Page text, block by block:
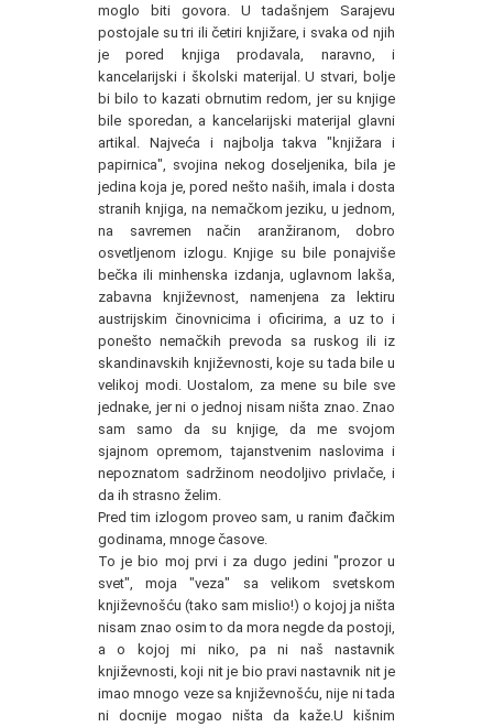
moglo biti govora. U tadašnjem Sarajevu
postojale su tri ili četiri knjižare, i svaka od njih
je pored knjiga prodavala, naravno, i
kancelarijski i školski materijal. U stvari, bolje
bi bilo to kazati obrnutim redom, jer su knjige
bile sporedan, a kancelarijski materijal glavni
artikal. Najveća i najbolja takva "knjižara i
papirnica", svojina nekog doseljenika, bila je
jedina koja je, pored nešto naših, imala i dosta
stranih knjiga, na nemačkom jeziku, u jednom,
na savremen način aranžiranom, dobro
osvetljenom izlogu. Knjige su bile ponajviše
bečka ili minhenska izdanja, uglavnom lakša,
zabavna književnost, namenjena za lektiru
austrijskim činovnicima i oficirima, a uz to i
ponešto nemačkih prevoda sa ruskog ili iz
skandinavskih književnosti, koje su tada bile u
velikoj modi. Uostalom, za mene su bile sve
jednake, jer ni o jednoj nisam ništa znao. Znao
sam samo da su knjige, da me svojom
sjajnom opremom, tajanstvenim naslovima i
nepoznatom sadržinom neodoljivo privlače, i
da ih strasno želim.
Pred tim izlogom proveo sam, u ranim đačkim
godinama, mnoge časove.
To je bio moj prvi i za dugo jedini "prozor u
svet", moja "veza" sa velikom svetskom
književnošću (tako sam mislio!) o kojoj ja ništa
nisam znao osim to da mora negde da postoji,
a o kojoj mi niko, pa ni naš nastavnik
književnosti, koji nit je bio pravi nastavnik nit je
imao mnogo veze sa književnošću, nije ni tada
ni docnije mogao ništa da kaže.U kišnim